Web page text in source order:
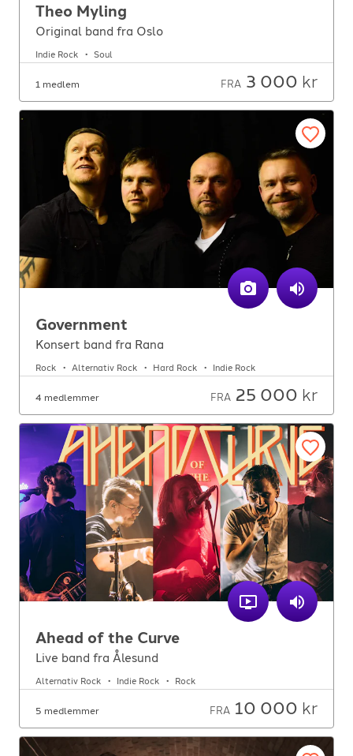
Theo Myling
Original band fra Oslo
Indie Rock Soul
1 medlem FRA 3 000 kr
Government
Konsert band fra Rana
Rock Alternativ Rock Hard Rock Indie Rock
4 medlemmer FRA 25 000 kr
Ahead of the Curve
Live band fra Ålesund
Alternativ Rock Indie Rock Rock
5 medlemmer FRA 10 000 kr